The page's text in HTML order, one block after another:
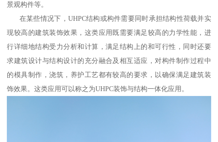
景观构件等。
在某些情况下，UHPC结构或构件需要同时承担结构性荷载并实
现较高的建筑装饰效果，这类应用既需要满足较高的力学性能，进
行详细地结构受力分析和计算，满足结构上的和可行性，同时还要
求建筑设计与结构设计的充分融合及相互适应，对构件制作过程中
的模具制作，浇筑，养护工艺都有较高的要求，以确保满足建筑装
饰效果。这类应用可以称之为UHPC装饰与结构一体化应用。